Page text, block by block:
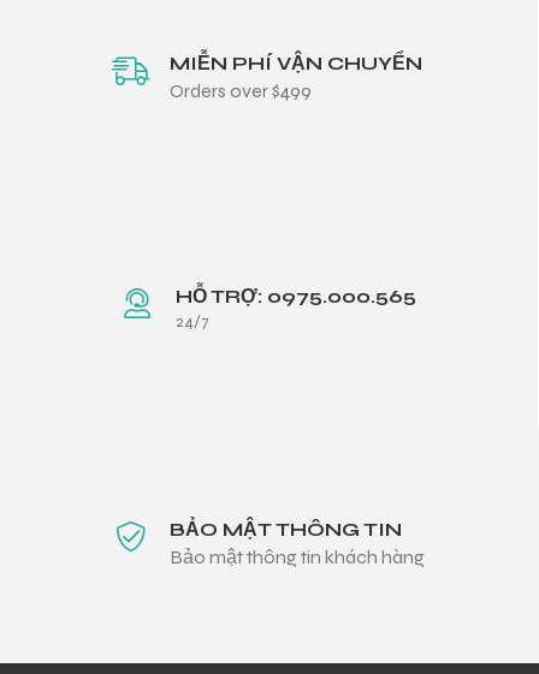
MIỄN PHÍ VẬN CHUYỂN
Orders over $499
HỖ TRỢ: 0975.000.565
24/7
BẢO MẬT THÔNG TIN
Bảo mật thông tin khách hàng